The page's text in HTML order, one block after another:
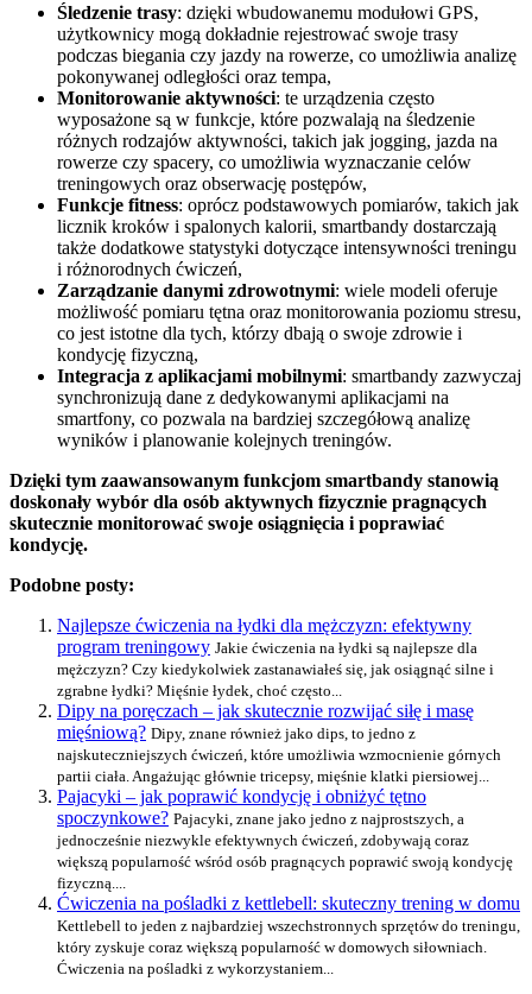
Śledzenie trasy: dzięki wbudowanemu modułowi GPS,
użytkownicy mogą dokładnie rejestrować swoje trasy
podczas biegania czy jazdy na rowerze, co umożliwia analizę
pokonywanej odległości oraz tempa,
Monitorowanie aktywności: te urządzenia często
wyposażone są w funkcje, które pozwalają na śledzenie
różnych rodzajów aktywności, takich jak jogging, jazda na
rowerze czy spacery, co umożliwia wyznaczanie celów
treningowych oraz obserwację postępów,
Funkcje fitness: oprócz podstawowych pomiarów, takich jak
licznik kroków i spalonych kalorii, smartbandy dostarczają
także dodatkowe statystyki dotyczące intensywności treningu
i różnorodnych ćwiczeń,
Zarządzanie danymi zdrowotnymi: wiele modeli oferuje
możliwość pomiaru tętna oraz monitorowania poziomu stresu,
co jest istotne dla tych, którzy dbają o swoje zdrowie i
kondycję fizyczną,
Integracja z aplikacjami mobilnymi: smartbandy zazwyczaj
synchronizują dane z dedykowanymi aplikacjami na
smartfony, co pozwala na bardziej szczegółową analizę
wyników i planowanie kolejnych treningów.
Dzięki tym zaawansowanym funkcjom smartbandy stanowią
doskonały wybór dla osób aktywnych fizycznie pragnących
skutecznie monitorować swoje osiągnięcia i poprawiać
kondycję.
Podobne posty:
Najlepsze ćwiczenia na łydki dla mężczyzn: efektywny
program treningowy Jakie ćwiczenia na łydki są najlepsze dla
mężczyzn? Czy kiedykolwiek zastanawiałeś się, jak osiągnąć silne i
zgrabne łydki? Mięśnie łydek, choć często...
Dipy na poręczach – jak skutecznie rozwijać siłę i masę
mięśniową? Dipy, znane również jako dips, to jedno z
najskuteczniejszych ćwiczeń, które umożliwia wzmocnienie górnych
partii ciała. Angażując głównie tricepsy, mięśnie klatki piersiowej...
Pajacyki – jak poprawić kondycję i obniżyć tętno
spoczynkowe? Pajacyki, znane jako jedno z najprostszych, a
jednocześnie niezwykle efektywnych ćwiczeń, zdobywają coraz
większą popularność wśród osób pragnących poprawić swoją kondycję
fizyczną....
Ćwiczenia na pośladki z kettlebell: skuteczny trening w domu
Kettlebell to jeden z najbardziej wszechstronnych sprzętów do treningu,
który zyskuje coraz większą popularność w domowych siłowniach.
Ćwiczenia na pośladki z wykorzystaniem...